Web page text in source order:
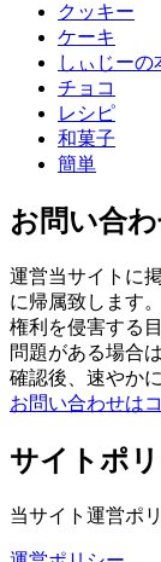
クッキー
ケーキ
しぃじーの
チョコ
レシピ
和菓子
簡単
お問い合
運営当サイトに
に帰属致します。
権利を侵害する
問題がある場合
確認後、速やか
お問い合わせは
サイトポ
当サイト運営ポ